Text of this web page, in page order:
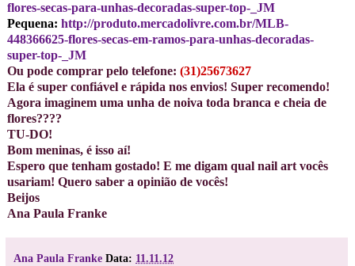
flores-secas-para-unhas-decoradas-super-top-_JM
Pequena: http://produto.mercadolivre.com.br/MLB-
448366625-flores-secas-em-ramos-para-unhas-decoradas-
super-top-_JM
Ou pode comprar pelo telefone: (31)25673627
Ela é super confiável e rápida nos envios! Super recomendo!
Agora imaginem uma unha de noiva toda branca e cheia de
flores????
TU-DO!
Bom meninas, é isso aí!
Espero que tenham gostado! E me digam qual nail art vocês
usariam! Quero saber a opinião de vocês!
Beijos
Ana Paula Franke
Ana Paula Franke Data: 11.11.12